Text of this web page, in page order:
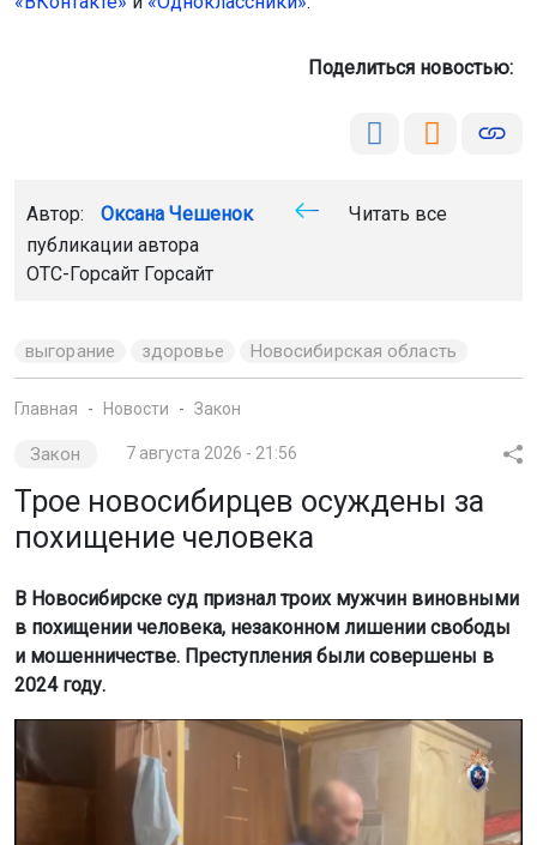
Поделиться новостью:
Автор: Оксана Чешенок
Читать все
публикации автора
ОТС-Горсайт Горсайт
выгорание здоровье Новосибирская область
Главная Новости Закон
Закон 7 августа 2026 - 21:56
Трое новосибирцев осуждены за
похищение человека
В Новосибирске суд признал троих мужчин виновными
в похищении человека, незаконном лишении свободы
и мошенничестве. Преступления были совершены в
2024 году.